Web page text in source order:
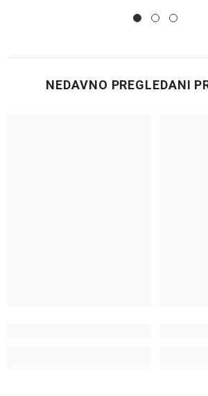
NEDAVNO PREGLEDANI